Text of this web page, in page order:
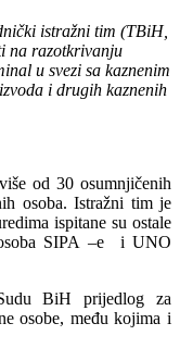
istražni tim (TBiH,
na razotkrivanju
u svezi sa kaznenim
i drugih kaznenih
od 30 osumnjičenih
osoba. Istražni tim je
ispitane su ostale
osoba SIPA –e i UNO
BiH prijedlog za
osobe, među kojima i